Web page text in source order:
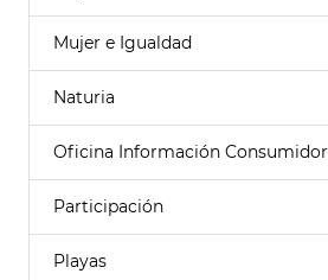
Mujer e Igualdad
Naturia
Oficina Información Consumidor
Participación
Playas